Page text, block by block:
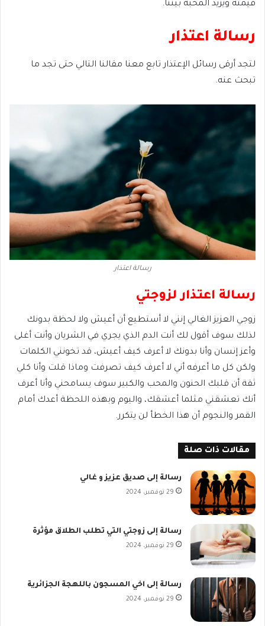
قيمته ويزيد المحبة بيننا.
رسالة اعتذار
لتجد أرقى رسائل الإعتذار تابع معنا مقالنا التالي حتى تجد ما
تبحث عنه.
رسالة اعتذار
رسالة اعتذار لزوجتي
زوجي العزيز الغالي إنني لا أستطيع أن أعيش ولا لحظة بدونك
لذلك سوف أقول لك أنت الدم الذي يجري في الشريان وأنت أغلى
وأعز إنسان وأنا بدونك لا أعرف كيف أعيش، قد تخونني الكلمات
ولكن كل ما أعرفه أني لا أعرف كيف تصرفت وماذا قلت وأنا كلي
ثقة أن قلبك الحنون والمحب والكبير سوف يسامحني وأنا أعرف
أنك تعشقني مثلما أعشقك، واليوم وبهذه اللحظة أعدك أمام
القمر والنجوم أن هذا الخطأ لن يتكرر.
مقالات ذات صلة
رسالة إلى صديق عزيز و غالي
29 نوفمبر، 2024
رسالة إلى زوجتي التي تطلب الطلاق مؤثرة
29 نوفمبر، 2024
رسالة إلى اخي المسجون باللهجة الجزائرية
29 نوفمبر، 2024